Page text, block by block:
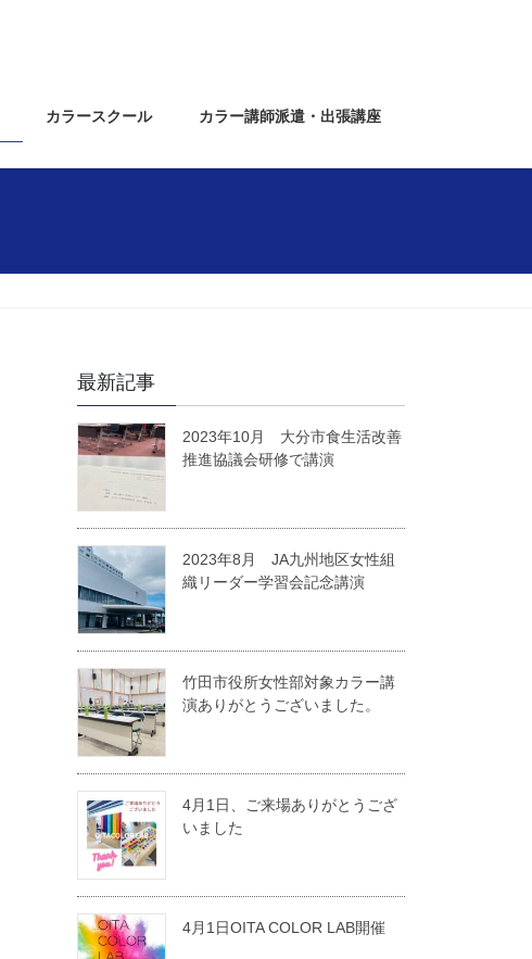
カラースクール カラー講師派遣・出張講座
最新記事
2023年10月 大分市食生活改善
推進協議会研修で講演
2023年8月 JA九州地区女性組
織リーダー学習会記念講演
竹田市役所女性部対象カラー講
演ありがとうございました。
4月1日、ご来場ありがとうござ
いました
4月1日OITA COLOR LAB開催